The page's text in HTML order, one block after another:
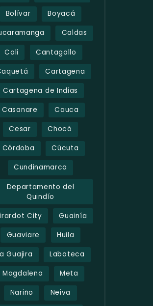
Bolívar Boyacá
Caldas
Cali Cantagallo
Cartagena
Cartagena de Indias
Casanare Cauca
Cesar Chocó
Córdoba Cúcuta
Cundinamarca
Departamento del
Quindío
City Guainía
Guaviare Huila
Guajira Labateca
Magdalena Meta
Nariño Neiva